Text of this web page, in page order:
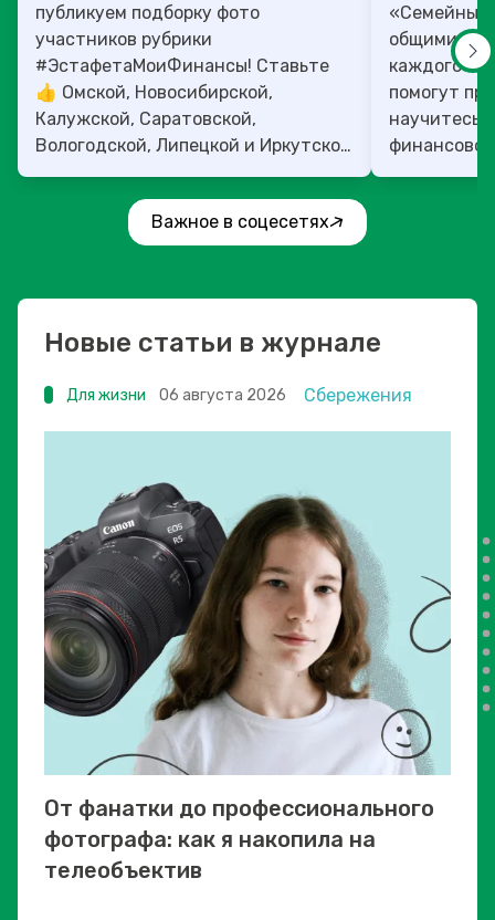
публикуем подборку фото
участников рубрики
#ЭстафетаМоиФинансы! Ставьте
👍 Омской, Новосибирской,
Калужской, Саратовской,
Вологодской, Липецкой и Иркутской
областям!
«Семейный
общими
каждого»!
помогут
научитесь:
Важное в соцесетях
Новые статьи в журнале
Для жизни 06 августа 2026 Сбережения
От фанатки до профессионального
фотографа: как я накопила на
телеобъектив